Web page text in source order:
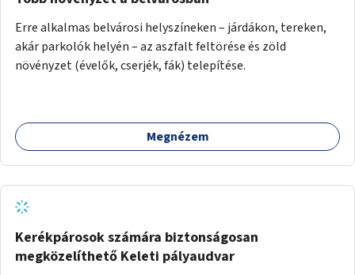
Erre alkalmas belvárosi helyszíneken – járdákon, tereken,
akár parkolók helyén – az aszfalt feltörése és zöld
növényzet (évelők, cserjék, fák) telepítése.
Megnézem
Kerékpárosok számára biztonságosan
megközelíthető Keleti pályaudvar